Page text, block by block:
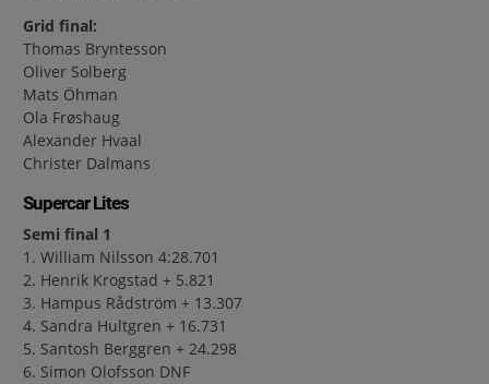
Grid final:
Thomas Bryntesson
Oliver Solberg
Mats Öhman
Ola Frøshaug
Alexander Hvaal
Christer Dalmans
Supercar Lites
Semi final 1
1. William Nilsson 4:28.701
2. Henrik Krogstad + 5.821
3. Hampus Rådström + 13.307
4. Sandra Hultgren + 16.731
5. Santosh Berggren + 24.298
6. Simon Olofsson DNF